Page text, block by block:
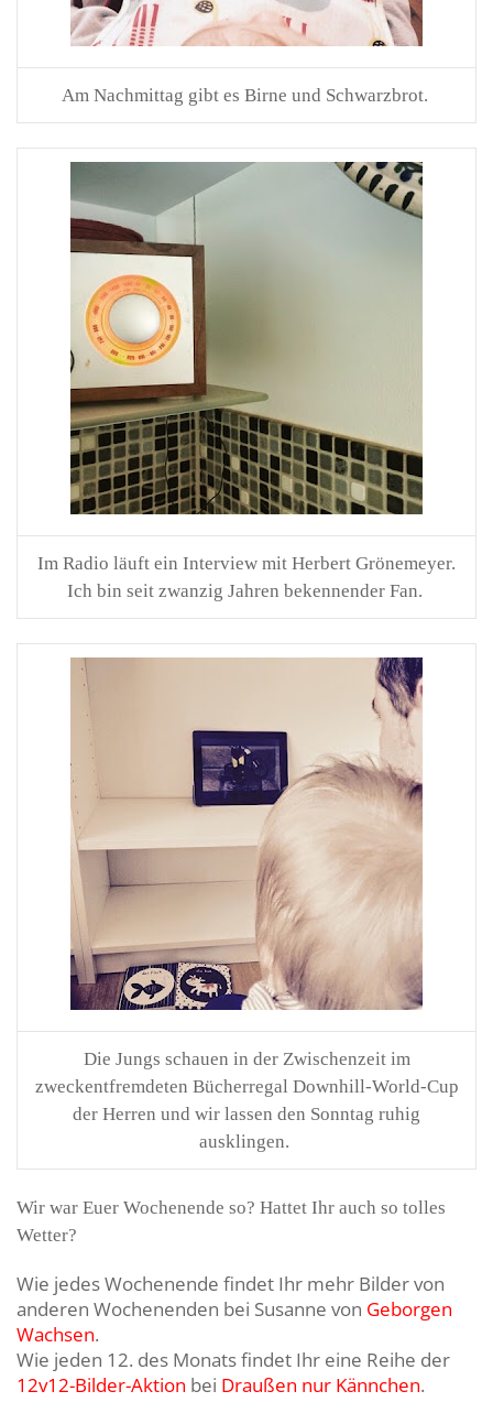
Am Nachmittag gibt es Birne und Schwarzbrot.
Im Radio läuft ein Interview mit Herbert Grönemeyer.
Ich bin seit zwanzig Jahren bekennender Fan.
Die Jungs schauen in der Zwischenzeit im
zweckentfremdeten Bücherregal Downhill-World-Cup
der Herren und wir lassen den Sonntag ruhig
ausklingen.
Wir war Euer Wochenende so? Hattet Ihr auch so tolles
Wetter?
Wie jedes Wochenende findet Ihr mehr Bilder von
anderen Wochenenden bei Susanne von Geborgen
Wachsen.
Wie jeden 12. des Monats findet Ihr eine Reihe der
12v12-Bilder-Aktion bei Draußen nur Kännchen.